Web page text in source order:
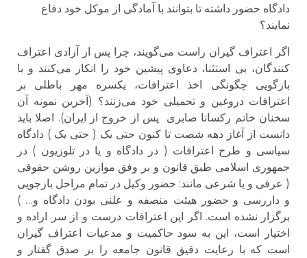
دادگاه حضور داشته تا بتوانند با آمادگی از موکل خود دفاع
نمایند؟
اگر اعتراف گیران راست می‌گویند، چرا پس از آزادی اعتراف
کنندگان، بی استثنا، دعاوی پیشین خود را انکار می‌کنند و با
بازگویی چگونگی اخذ اعترافات، یکسره مهر باطلی بر
اعترافات دروغین و تحمیلی خود می‌زنند؟ (آخرین نمونه آن
سخنان خانم رکسانا صابری پس از خروج از ایران). اصلا باید
دانست از آغاز دهه شصت تا کنون حتی یک ( حتی یک ) دادگاه
سیاسی و طرح اعترافات ( در دادگاه و یا در تلوزیون ) در
جمهوری اسلامی طبق قانون و بر وفق موازین روشن حقوقی
( عرفی و یا شرعی مانند: حضور وکیل در تمام مراحل بازجویی
و داررسی و حضور هیئت منصفه و علنی بودن دادگاه و… )
برگزار نشده است. اگر این اعترافات درست و از سر اراده و
اختیار است، این به سود حاکمیت و مدعیات اعتراف گیران
است که با رعایت دقیق قانون جامعه را بر صدق گفتار و